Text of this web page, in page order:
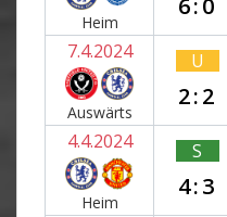
Heim
6:0
7.4.2024
Auswärts
U
2:2
4.4.2024
Heim
S
4:3